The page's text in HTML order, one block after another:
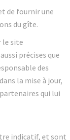
de fournir une
du gîte.
le site
précises que
des
la mise à jour,
qui lui
indicatif, et sont